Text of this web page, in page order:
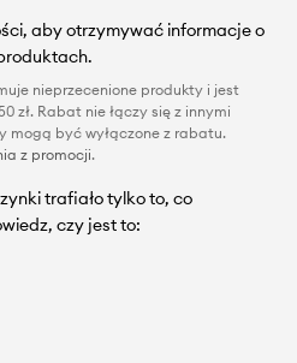
aby otrzymywać informacje o
nieprzecenione produkty i jest
zł. Rabat nie łączy się z innymi
mogą być wyłączone z rabatu.
z promocji.
trafiało tylko to, co
czy jest to: